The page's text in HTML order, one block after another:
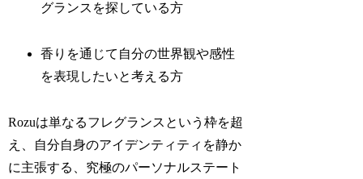
グランスを探している方
香りを通じて自分の世界観や感性
を表現したいと考える方
Rozuは単なるフレグランスという枠を超
え、自分自身のアイデンティティを静か
に主張する、究極のパーソナルステート